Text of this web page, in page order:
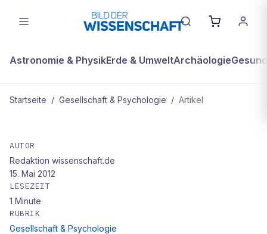
Astronomie & PhysikErde & UmweltArchäologie
Startseite / Gesellschaft & Psychologie / Artikel
Trügerische Sicherheit
AUTOR
Redaktion wissenschaft.de
15. Mai 2012
LESEZEIT
1 Minute
RUBRIK
Gesellschaft & Psychologie